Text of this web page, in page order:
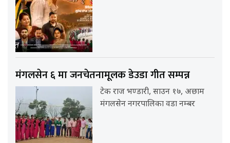
मंगलसेन ६ मा जनचेतनामूलक डेउडा गीत सम्पन्न
टेक राज भण्डारी, साउन १७, अछाम
मंगलसेन नगरपालिका वडा नम्बर